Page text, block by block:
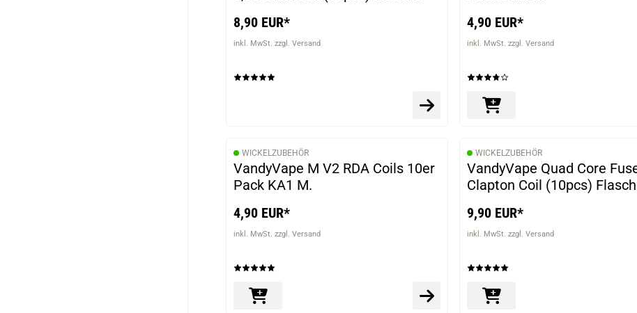
8,90 EUR*
inkl. MwSt. zzgl. Versand
4,90 EUR*
inkl. MwSt. zzgl. Versand
WICKELZUBEHÖR
VandyVape M V2 RDA Coils 10er
Pack KA1 M.
4,90 EUR*
inkl. MwSt. zzgl. Versand
WICKELZUBEHÖR
VandyVape Quad Core
Clapton Coil (10pcs)
9,90 EUR*
inkl. MwSt. zzgl. Versand